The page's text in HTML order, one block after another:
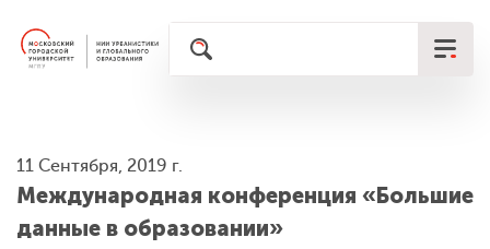
11 Сентября, 2019 г.
Международная конференция «Большие
данные в образовании»